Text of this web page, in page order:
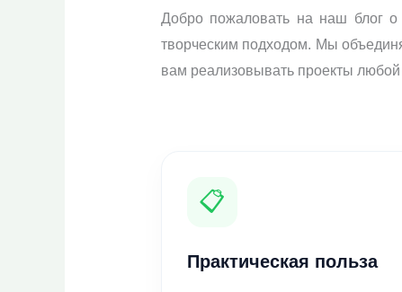
Добро пожаловать на наш блог о
творческим подходом. Мы
вам реализовывать проекты
📋
Практическая польза